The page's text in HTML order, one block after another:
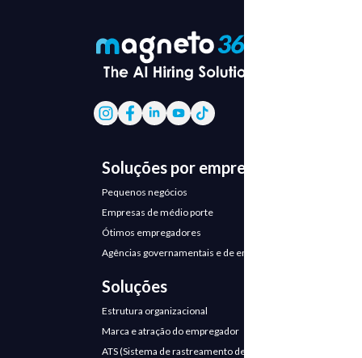
Soluções por empresa
Pequenos negócios
Empresas de médio porte
Ótimos empregadores
Agências governamentais e de emprego
Soluções
Estrutura organizacional
Marca e atração do empregador
ATS (Sistema de rastreamento de